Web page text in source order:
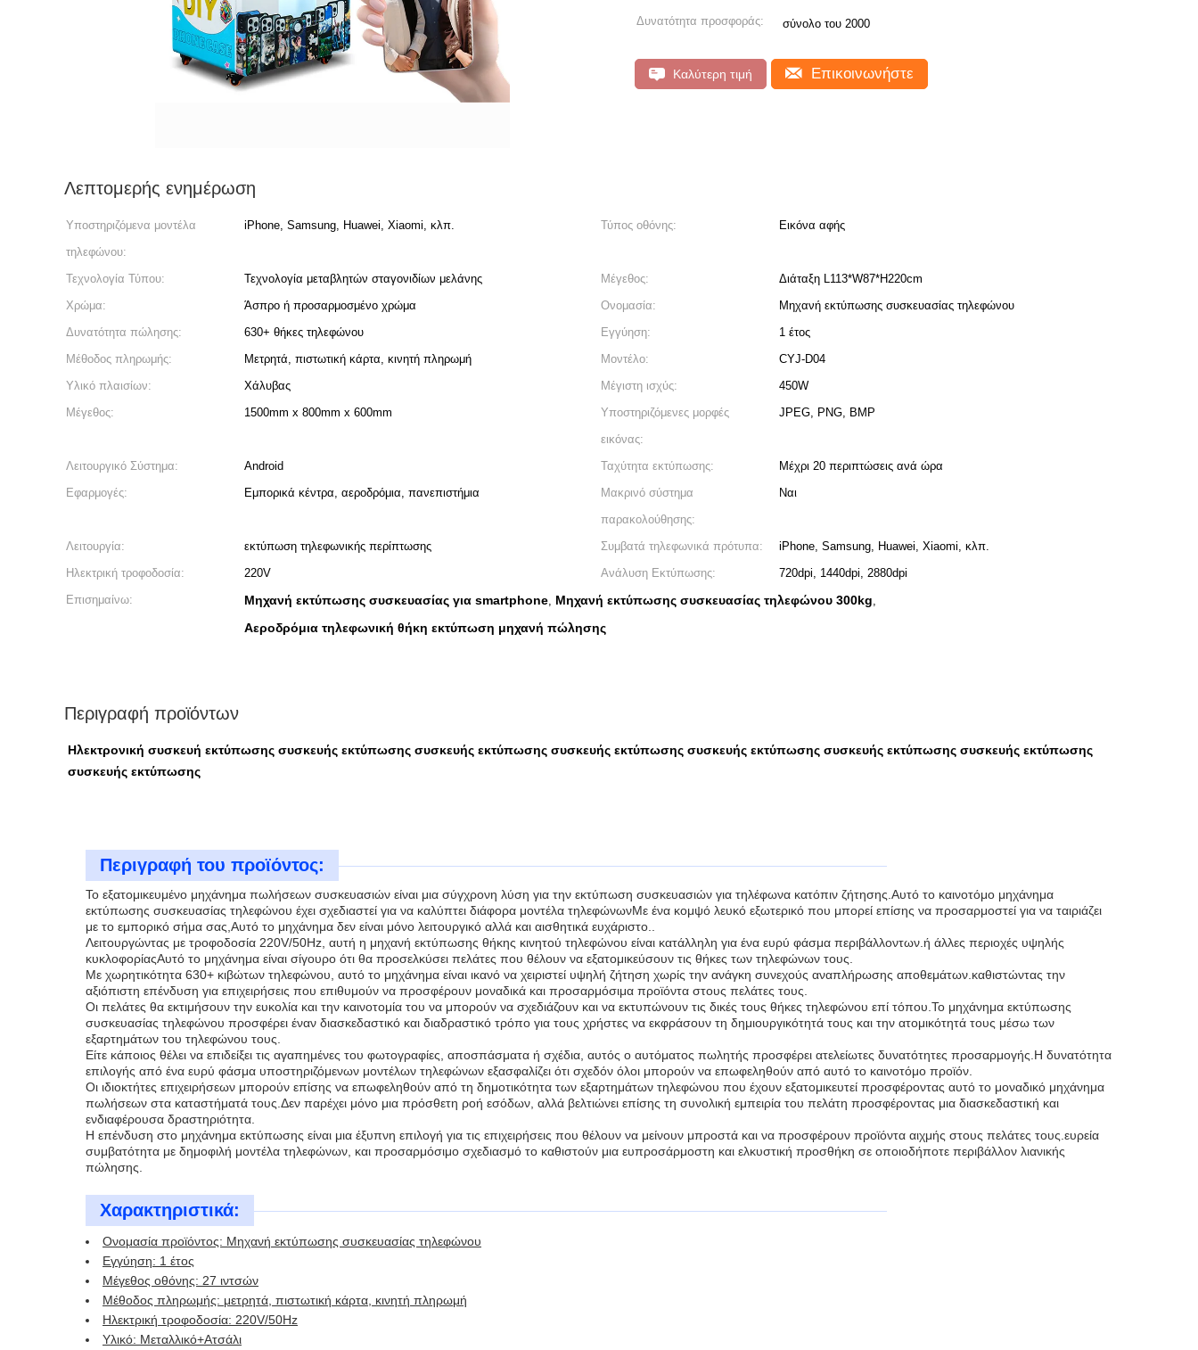
Δυνατότητα προσφοράς: σύνολο του 2000
Καλύτερη τιμή Επικοινωνήστε
Λεπτομερής ενημέρωση
Υποστηριζόμενα μοντέλα
τηλεφώνου:
iPhone, Samsung, Huawei, Xiaomi, κλπ. Τύπος οθόνης: Εικόνα αφής
Τεχνολογία Τύπου: Τεχνολογία μεταβλητών σταγονιδίων μελάνης Μέγεθος:
Διάταξη L113*W87*H220cm
Χρώμα:
Άσπρο ή προσαρμοσμένο χρώμα Ονομασία:
Μηχανή εκτύπωσης συσκευασίας τηλεφώνου
Δυνατότητα πώλησης:
630+ θήκες τηλεφώνου Εγγύηση:
1 έτος
Μέθοδος πληρωμής:
Μετρητά, πιστωτική κάρτα, κινητή πληρωμή Μοντέλο:
CYJ-D04
Υλικό πλαισίων:
Χάλυβας Μέγιστη ισχύς:
450W
Μέγεθος:
1500mm x 800mm x 600mm
Υποστηριζόμενες μορφές
εικόνας:
JPEG, PNG, BMP
Λειτουργικό Σύστημα: Android Ταχύτητα εκτύπωσης:
Μέχρι 20 περιπτώσεις ανά ώρα
Εφαρμογές:
Εμπορικά κέντρα, αεροδρόμια, πανεπιστήμια
Μακρινό σύστημα
παρακολούθησης:
Ναι
Λειτουργία: εκτύπωση τηλεφωνικής περίπτωσης Συμβατά τηλεφωνικά πρότυπα:
iPhone, Samsung, Huawei, Xiaomi, κλπ.
Ηλεκτρική τροφοδοσία:
220V Ανάλυση Εκτύπωσης:
720dpi, 1440dpi, 2880dpi
Επισημαίνω:
Μηχανή εκτύπωσης συσκευασίας για smartphone, Μηχανή εκτύπωσης συσκευασίας τηλεφώνου 300kg,
Αεροδρόμια τηλεφωνική θήκη εκτύπωση μηχανή πώλησης
Περιγραφή προϊόντων
Ηλεκτρονική συσκευή εκτύπωσης συσκευής εκτύπωσης συσκευής εκτύπωσης συσκευής εκτύπωσης συσκευής εκτύπωσης συσκευής εκτύπωσης συσκευής εκτύπωσης
συσκευής εκτύπωσης
Περιγραφή του προϊόντος:
Το εξατομικευμένο μηχάνημα πωλήσεων συσκευασιών είναι μια σύγχρονη λύση για την εκτύπωση συσκευασιών για τηλέφωνα κατόπιν ζήτησης.Αυτό το καινοτόμο μηχάνημα
εκτύπωσης συσκευασίας τηλεφώνου έχει σχεδιαστεί για να καλύπτει διάφορα μοντέλα τηλεφώνωνΜε ένα κομψό λευκό εξωτερικό που μπορεί επίσης να προσαρμοστεί για να ταιριάζει
με το εμπορικό σήμα σας,Αυτό το μηχάνημα δεν είναι μόνο λειτουργικό αλλά και αισθητικά ευχάριστο..
Λειτουργώντας με τροφοδοσία 220V/50Hz, αυτή η μηχανή εκτύπωσης θήκης κινητού τηλεφώνου είναι κατάλληλη για ένα ευρύ φάσμα περιβάλλοντων.ή άλλες περιοχές υψηλής
κυκλοφορίαςΑυτό το μηχάνημα είναι σίγουρο ότι θα προσελκύσει πελάτες που θέλουν να εξατομικεύσουν τις θήκες των τηλεφώνων τους.
Με χωρητικότητα 630+ κιβώτων τηλεφώνου, αυτό το μηχάνημα είναι ικανό να χειριστεί υψηλή ζήτηση χωρίς την ανάγκη συνεχούς αναπλήρωσης αποθεμάτων.καθιστώντας την
αξιόπιστη επένδυση για επιχειρήσεις που επιθυμούν να προσφέρουν μοναδικά και προσαρμόσιμα προϊόντα στους πελάτες τους.
Οι πελάτες θα εκτιμήσουν την ευκολία και την καινοτομία του να μπορούν να σχεδιάζουν και να εκτυπώνουν τις δικές τους θήκες τηλεφώνου επί τόπου.Το μηχάνημα εκτύπωσης
συσκευασίας τηλεφώνου προσφέρει έναν διασκεδαστικό και διαδραστικό τρόπο για τους χρήστες να εκφράσουν τη δημιουργικότητά τους και την ατομικότητά τους μέσω των
εξαρτημάτων του τηλεφώνου τους.
Είτε κάποιος θέλει να επιδείξει τις αγαπημένες του φωτογραφίες, αποσπάσματα ή σχέδια, αυτός ο αυτόματος πωλητής προσφέρει ατελείωτες δυνατότητες προσαρμογής.Η δυνατότητα
επιλογής από ένα ευρύ φάσμα υποστηριζόμενων μοντέλων τηλεφώνων εξασφαλίζει ότι σχεδόν όλοι μπορούν να επωφεληθούν από αυτό το καινοτόμο προϊόν.
Οι ιδιοκτήτες επιχειρήσεων μπορούν επίσης να επωφεληθούν από τη δημοτικότητα των εξαρτημάτων τηλεφώνου που έχουν εξατομικευτεί προσφέροντας αυτό το μοναδικό μηχάνημα
πωλήσεων στα καταστήματά τους.Δεν παρέχει μόνο μια πρόσθετη ροή εσόδων, αλλά βελτιώνει επίσης τη συνολική εμπειρία του πελάτη προσφέροντας μια διασκεδαστική και
ενδιαφέρουσα δραστηριότητα.
Η επένδυση στο μηχάνημα εκτύπωσης είναι μια έξυπνη επιλογή για τις επιχειρήσεις που θέλουν να μείνουν μπροστά και να προσφέρουν προϊόντα αιχμής στους πελάτες τους.ευρεία
συμβατότητα με δημοφιλή μοντέλα τηλεφώνων, και προσαρμόσιμο σχεδιασμό το καθιστούν μια ευπροσάρμοστη και ελκυστική προσθήκη σε οποιοδήποτε περιβάλλον λιανικής
πώλησης.
Χαρακτηριστικά:
Ονομασία προϊόντος: Μηχανή εκτύπωσης συσκευασίας τηλεφώνου
Εγγύηση: 1 έτος
Μέγεθος οθόνης: 27 ιντσών
Μέθοδος πληρωμής: μετρητά, πιστωτική κάρτα, κινητή πληρωμή
Ηλεκτρική τροφοδοσία: 220V/50Hz
Υλικό: Μεταλλικό+Ατσάλι